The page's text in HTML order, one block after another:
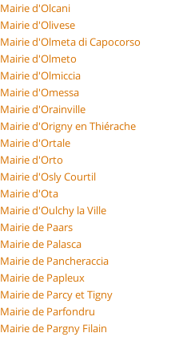
Mairie d'Olcani
Mairie d'Olivese
Mairie d'Olmeta di Capocorso
Mairie d'Olmeto
Mairie d'Olmiccia
Mairie d'Omessa
Mairie d'Orainville
Mairie d'Origny en Thiérache
Mairie d'Ortale
Mairie d'Orto
Mairie d'Osly Courtil
Mairie d'Ota
Mairie d'Oulchy la Ville
Mairie de Paars
Mairie de Palasca
Mairie de Pancheraccia
Mairie de Papleux
Mairie de Parcy et Tigny
Mairie de Parfondru
Mairie de Pargny Filain